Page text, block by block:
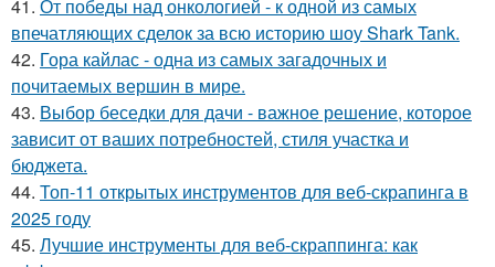
41. От победы над онкологией - к одной из самых
впечатляющих сделок за всю историю шоу Shark Tank.
42. Гора кайлас - одна из самых загадочных и
почитаемых вершин в мире.
43. Выбор беседки для дачи - важное решение, которое
зависит от ваших потребностей, стиля участка и
бюджета.
44. Топ-11 открытых инструментов для веб-скрапинга в
2025 году
45. Лучшие инструменты для веб-скраппинга: как